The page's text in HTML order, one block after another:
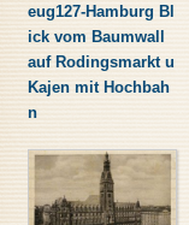
eug127-Hamburg Bl
ick vom Baumwall
auf Rodingsmarkt u
Kajen mit Hochbah
n